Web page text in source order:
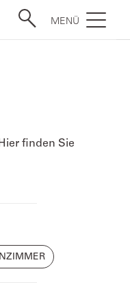
MENÜ
finden Sie